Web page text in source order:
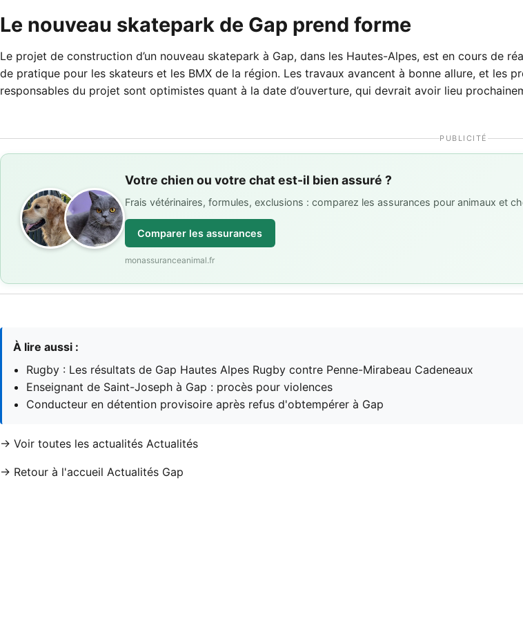
Le nouveau skatepark de Gap prend forme
Le projet de construction d’un nouveau skatepark à Gap, dans les Hautes-Alpes, est en cours de
de pratique pour les skateurs et les BMX de la région. Les travaux avancent à bonne allure, et les
responsables du projet sont optimistes quant à la date d’ouverture, qui devrait avoir lieu
PUBLICITÉ
Votre chien ou votre chat est-il bien assuré ?
Frais vétérinaires, formules, exclusions : comparez les assurances pour animaux et
Comparer les assurances
monassuranceanimal.fr
À lire aussi :
Rugby : Les résultats de Gap Hautes Alpes Rugby contre Penne-Mirabeau Cadeneaux
Enseignant de Saint-Joseph à Gap : procès pour violences
Conducteur en détention provisoire après refus d'obtempérer à Gap
→ Voir toutes les actualités Actualités
→ Retour à l'accueil Actualités Gap